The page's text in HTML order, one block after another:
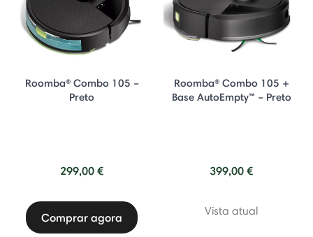
Roomba® Combo 105 –
Preto
299,00 €
Comprar agora
Roomba® Combo 105 +
Base AutoEmpty™ – Preto
399,00 €
Vista atual